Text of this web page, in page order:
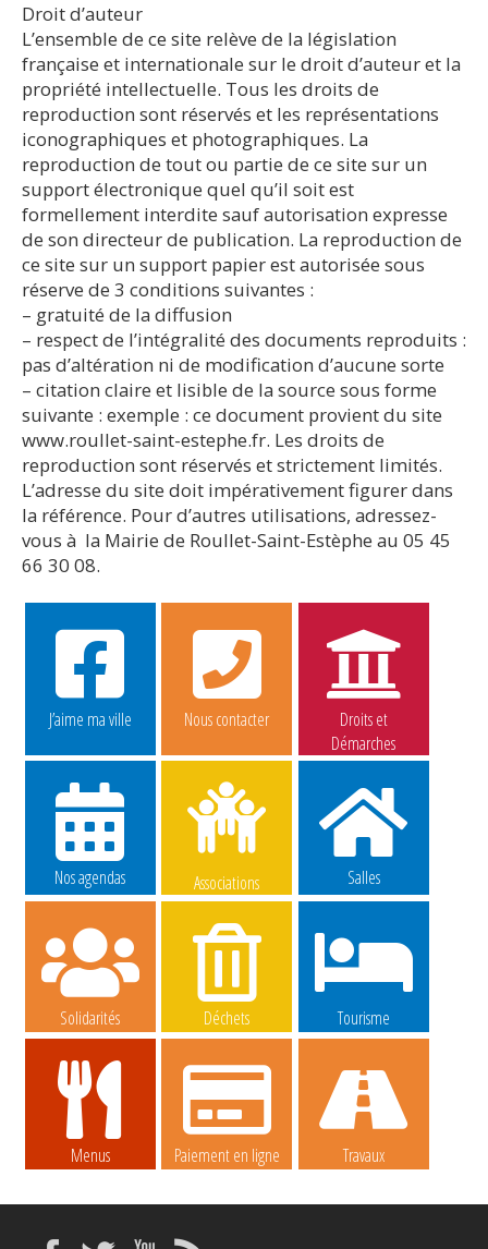
Droit d’auteur
L’ensemble de ce site relève de la législation
française et internationale sur le droit d’auteur et la
propriété intellectuelle. Tous les droits de
reproduction sont réservés et les représentations
iconographiques et photographiques. La
reproduction de tout ou partie de ce site sur un
support électronique quel qu’il soit est
formellement interdite sauf autorisation expresse
de son directeur de publication. La reproduction de
ce site sur un support papier est autorisée sous
réserve de 3 conditions suivantes :
– gratuité de la diffusion
– respect de l’intégralité des documents reproduits :
pas d’altération ni de modification d’aucune sorte
– citation claire et lisible de la source sous forme
suivante : exemple : ce document provient du site
www.roullet-saint-estephe.fr. Les droits de
reproduction sont réservés et strictement limités.
L’adresse du site doit impérativement figurer dans
la référence. Pour d’autres utilisations, adressez-
vous à la Mairie de Roullet-Saint-Estèphe au 05 45
66 30 08.
J’aime ma ville Nous contacter
Droits et
Démarches
Nos agendas Associations Salles
Solidarités Déchets Tourisme
Menus Paiement en ligne Travaux